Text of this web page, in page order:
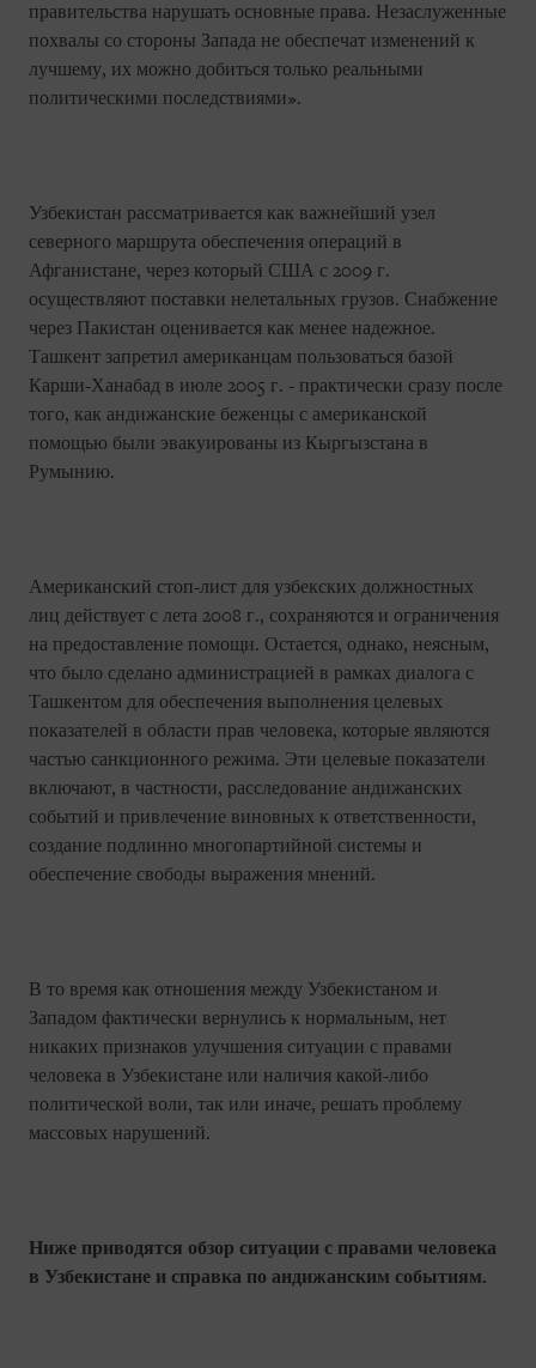
правительства нарушать основные права. Незаслуженные
похвалы со стороны Запада не обеспечат изменений к
лучшему, их можно добиться только реальными
политическими последствиями».
Узбекистан рассматривается как важнейший узел
северного маршрута обеспечения операций в
Афганистане, через который США с 2009 г.
осуществляют поставки нелетальных грузов. Снабжение
через Пакистан оценивается как менее надежное.
Ташкент запретил американцам пользоваться базой
Карши-Ханабад в июле 2005 г. - практически сразу после
того, как андижанские беженцы с американской
помощью были эвакуированы из Кыргызстана в
Румынию.
Американский стоп-лист для узбекских должностных
лиц действует с лета 2008 г., сохраняются и ограничения
на предоставление помощи. Остается, однако, неясным,
что было сделано администрацией в рамках диалога с
Ташкентом для обеспечения выполнения целевых
показателей в области прав человека, которые являются
частью санкционного режима. Эти целевые показатели
включают, в частности, расследование андижанских
событий и привлечение виновных к ответственности,
создание подлинно многопартийной системы и
обеспечение свободы выражения мнений.
В то время как отношения между Узбекистаном и
Западом фактически вернулись к нормальным, нет
никаких признаков улучшения ситуации с правами
человека в Узбекистане или наличия какой-либо
политической воли, так или иначе, решать проблему
массовых нарушений.
Ниже приводятся обзор ситуации с правами человека
в Узбекистане и справка по андижанским событиям.